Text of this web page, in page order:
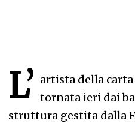
L’ artista della
tornata ieri dai
struttura gestita dalla